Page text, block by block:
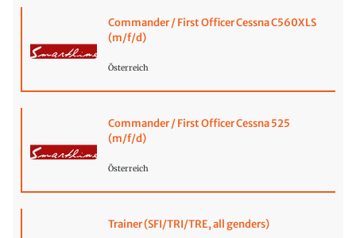
Commander / First Officer Cessna C560XLS
(m/f/d)
Österreich
Commander / First Officer Cessna 525
(m/f/d)
Österreich
Trainer (SFI/TRI/TRE, all genders)